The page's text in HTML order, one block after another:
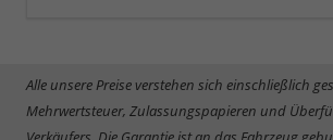
Alle unsere Preise verstehen sich einschließlich
Mehrwertsteuer, Zulassungspapieren und